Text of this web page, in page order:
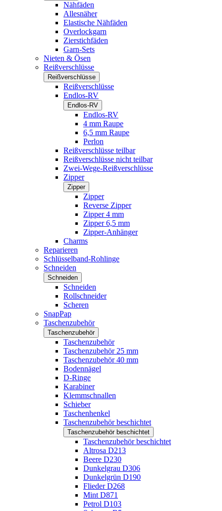
Nähfäden
Allesnäher
Elastische Nähfäden
Overlockgarn
Zierstichfäden
Garn-Sets
Nieten & Ösen
Reißverschlüsse
Reißverschlüsse
Reißverschlüsse
Endlos-RV
Endlos-RV
Endlos-RV
4 mm Raupe
6,5 mm Raupe
Perlon
Reißverschlüsse teilbar
Reißverschlüsse nicht teilbar
Zwei-Wege-Reißverschlüsse
Zipper
Zipper
Zipper
Reverse Zipper
Zipper 4 mm
Zipper 6,5 mm
Zipper-Anhänger
Charms
Reparieren
Schlüsselband-Rohlinge
Schneiden
Schneiden
Schneiden
Rollschneider
Scheren
SnapPap
Taschenzubehör
Taschenzubehör
Taschenzubehör
Taschenzubehör 25 mm
Taschenzubehör 40 mm
Bodennägel
D-Ringe
Karabiner
Klemmschnallen
Schieber
Taschenhenkel
Taschenzubehör beschichtet
Taschenzubehör beschichtet
Taschenzubehör beschichtet
Altrosa D213
Beere D230
Dunkelgrau D306
Dunkelgrün D190
Flieder D268
Mint D871
Petrol D103